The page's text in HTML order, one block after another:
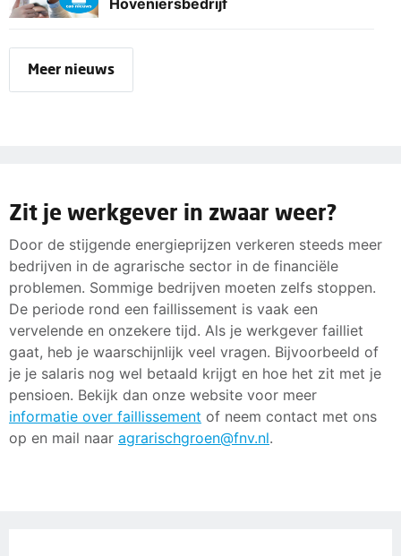
Hoveniersbedrijf
Meer nieuws
Zit je werkgever in zwaar weer?
Door de stijgende energieprijzen verkeren steeds meer
bedrijven in de agrarische sector in de financiële
problemen. Sommige bedrijven moeten zelfs stoppen.
De periode rond een faillissement is vaak een
vervelende en onzekere tijd. Als je werkgever failliet
gaat, heb je waarschijnlijk veel vragen. Bijvoorbeeld of
je je salaris nog wel betaald krijgt en hoe het zit met je
pensioen. Bekijk dan onze website voor meer
informatie over faillissement of neem contact met ons
op en mail naar agrarischgroen@fnv.nl.